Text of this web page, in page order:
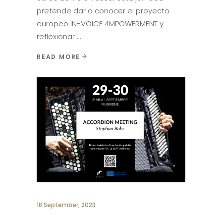
pretende dar a conocer el proyecto
europeo IN-VOICE 4MPOWERMENT y
reflexionar
READ MORE
18 September, 2023